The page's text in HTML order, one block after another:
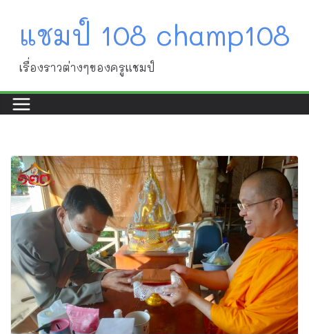
contentแชมป์ 108 champ108
เรื่องราวต่างๆของครูแชมป์